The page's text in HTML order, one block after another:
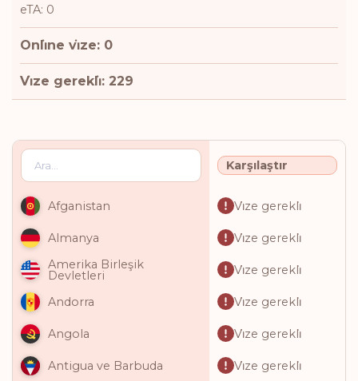
eTA: 0
Onli̇ne vi̇ze: 0
Vi̇ze gerekli̇: 229
Karşılaştır
Afganistan Vi̇ze gerekli̇
Almanya
Vi̇ze gerekli̇
Amerika Birleşik
Devletleri Vi̇ze gerekli̇
Andorra Vi̇ze gerekli̇
Angola Vi̇ze gerekli̇
Antigua ve Barbuda Vi̇ze gerekli̇